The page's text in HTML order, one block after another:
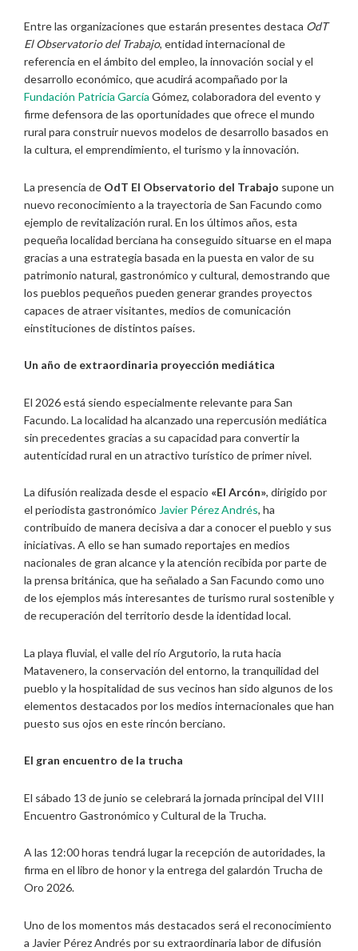
Entre las organizaciones que estarán presentes destaca OdT
El Observatorio del Trabajo, entidad internacional de
referencia en el ámbito del empleo, la innovación social y el
desarrollo económico, que acudirá acompañado por la
Fundación Patricia García Gómez, colaboradora del evento y
firme defensora de las oportunidades que ofrece el mundo
rural para construir nuevos modelos de desarrollo basados en
la cultura, el emprendimiento, el turismo y la innovación.
La presencia de OdT El Observatorio del Trabajo supone un
nuevo reconocimiento a la trayectoria de San Facundo como
ejemplo de revitalización rural. En los últimos años, esta
pequeña localidad berciana ha conseguido situarse en el mapa
gracias a una estrategia basada en la puesta en valor de su
patrimonio natural, gastronómico y cultural, demostrando que
los pueblos pequeños pueden generar grandes proyectos
capaces de atraer visitantes, medios de comunicación
einstituciones de distintos países.
Un año de extraordinaria proyección mediática
El 2026 está siendo especialmente relevante para San
Facundo. La localidad ha alcanzado una repercusión mediática
sin precedentes gracias a su capacidad para convertir la
autenticidad rural en un atractivo turístico de primer nivel.
La difusión realizada desde el espacio «El Arcón», dirigido por
el periodista gastronómico Javier Pérez Andrés, ha
contribuido de manera decisiva a dar a conocer el pueblo y sus
iniciativas. A ello se han sumado reportajes en medios
nacionales de gran alcance y la atención recibida por parte de
la prensa británica, que ha señalado a San Facundo como uno
de los ejemplos más interesantes de turismo rural sostenible y
de recuperación del territorio desde la identidad local.
La playa fluvial, el valle del río Argutorio, la ruta hacia
Matavenero, la conservación del entorno, la tranquilidad del
pueblo y la hospitalidad de sus vecinos han sido algunos de los
elementos destacados por los medios internacionales que han
puesto sus ojos en este rincón berciano.
El gran encuentro de la trucha
El sábado 13 de junio se celebrará la jornada principal del VIII
Encuentro Gastronómico y Cultural de la Trucha.
A las 12:00 horas tendrá lugar la recepción de autoridades, la
firma en el libro de honor y la entrega del galardón Trucha de
Oro 2026.
Uno de los momentos más destacados será el reconocimiento
a Javier Pérez Andrés por su extraordinaria labor de difusión